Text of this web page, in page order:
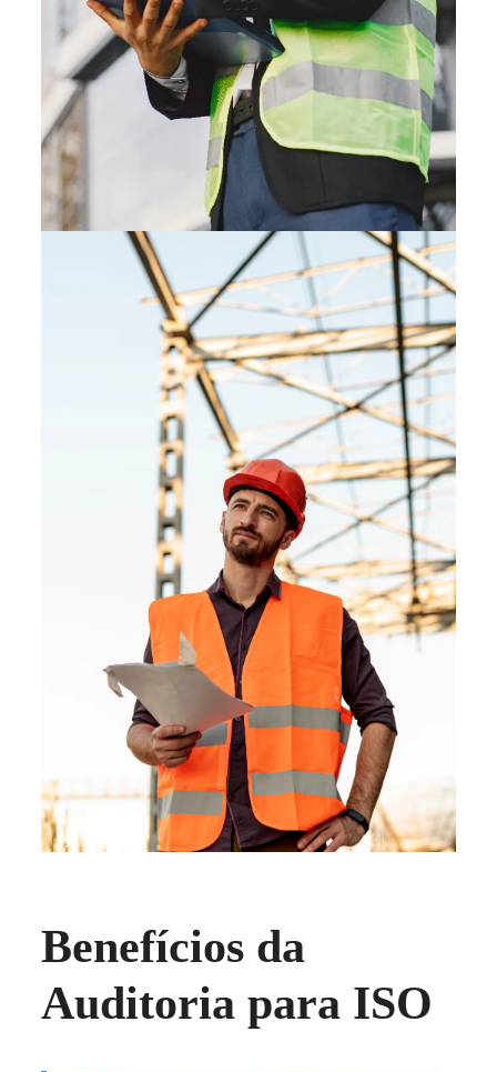
Benefícios da
Auditoria para ISO